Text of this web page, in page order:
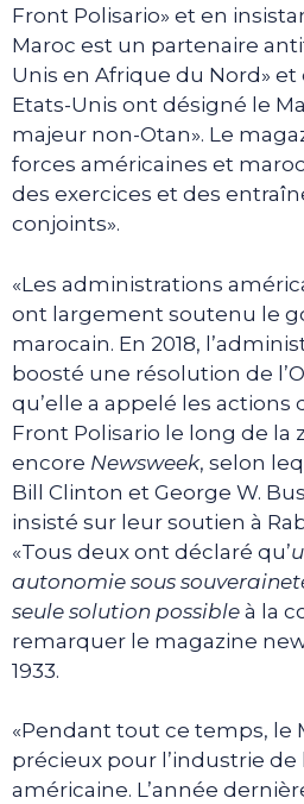
Front Polisario» et en
Maroc est un partenaire
Unis en Afrique du Nord» et
Etats-Unis ont désigné le
majeur non-Otan». Le
forces américaines et
des exercices et des
conjoints».
«Les administrations
ont largement soutenu le
marocain. En 2018,
boosté une résolution de
qu’elle a appelé les actions
Front Polisario le long de la
encore Newsweek, selon
Bill Clinton et George W.
insisté sur leur soutien à
«Tous deux ont déclaré qu’
autonomie sous
seule solution possible à la
remarquer le magazine
1933.
«Pendant tout ce temps, le
précieux pour l’industrie de
américaine. L’année